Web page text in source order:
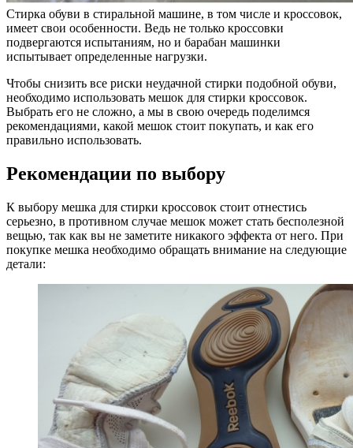
Стирка обуви в стиральной машине, в том числе и кроссовок,
имеет свои особенности. Ведь не только кроссовки
подвергаются испытаниям, но и барабан машинки
испытывает определенные нагрузки.
Чтобы снизить все риски неудачной стирки подобной обуви,
необходимо использовать мешок для стирки кроссовок.
Выбрать его не сложно, а мы в свою очередь поделимся
рекомендациями, какой мешок стоит покупать, и как его
правильно использовать.
Рекомендации по выбору
К выбору мешка для стирки кроссовок стоит отнестись
серьезно, в противном случае мешок может стать бесполезной
вещью, так как вы не заметите никакого эффекта от него. При
покупке мешка необходимо обращать внимание на следующие
детали: